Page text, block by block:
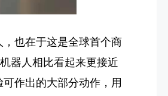
也在于这是全球首个商
器人相比看起来更接近
作出的大部分动作，用